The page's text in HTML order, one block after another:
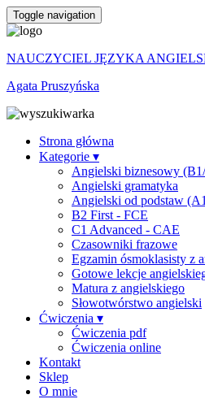
Toggle navigation
NAUCZYCIEL JĘZYKA
Agata Pruszyńska
Strona główna
Kategorie ▾
Angielski biznesowy
Angielski gramatyka
Angielski od podstaw
B2 First - FCE
C1 Advanced - CAE
Czasowniki frazowe
Egzamin ósmoklasisty z
Gotowe lekcje
Matura z angielskiego
Słowotwórstwo angielski
Ćwiczenia ▾
Ćwiczenia pdf
Ćwiczenia online
Kontakt
Sklep
O mnie